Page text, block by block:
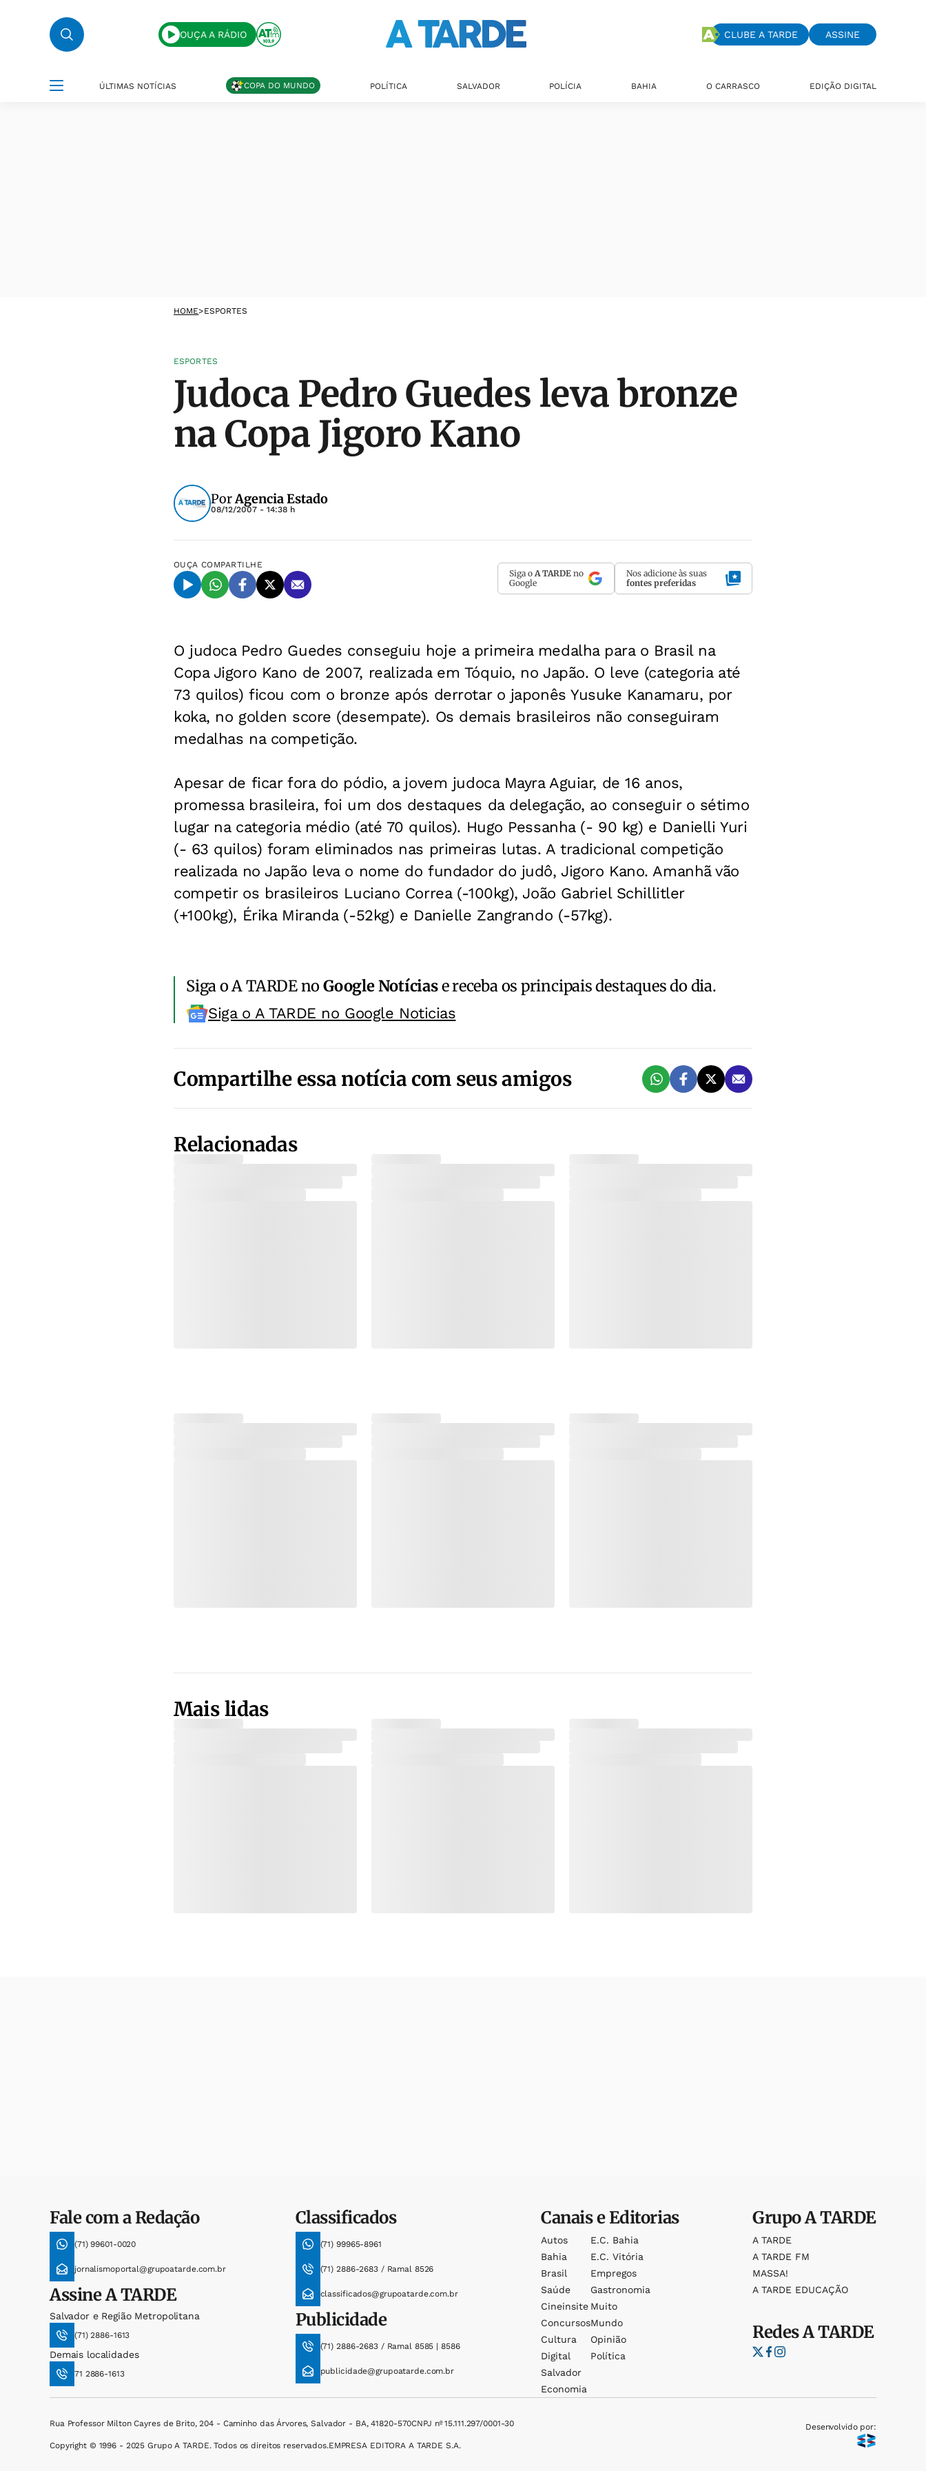
OUÇA A RÁDIO CLUBE A TARDE ASSINE
ÚLTIMAS NOTÍCIAS COPA DO MUNDO POLÍTICA SALVADOR POLÍCIA BAHIA O CARRASCO EDIÇÃO DIGITAL
HOME>ESPORTES
ESPORTES
Judoca Pedro Guedes leva bronze
na Copa Jigoro Kano
PorAgencia Estado
08/12/2007 - 14:38 h
OUÇA COMPARTILHE
Siga o A TARDE no
Google
Nos adicione às suas
fontes preferidas
O judoca Pedro Guedes conseguiu hoje a primeira medalha para o Brasil na
Copa Jigoro Kano de 2007, realizada em Tóquio, no Japão. O leve (categoria até
73 quilos) ficou com o bronze após derrotar o japonês Yusuke Kanamaru, por
koka, no golden score (desempate). Os demais brasileiros não conseguiram
medalhas na competição.
Apesar de ficar fora do pódio, a jovem judoca Mayra Aguiar, de 16 anos,
promessa brasileira, foi um dos destaques da delegação, ao conseguir o sétimo
lugar na categoria médio (até 70 quilos). Hugo Pessanha (- 90 kg) e Danielli Yuri
(- 63 quilos) foram eliminados nas primeiras lutas. A tradicional competição
realizada no Japão leva o nome do fundador do judô, Jigoro Kano. Amanhã vão
competir os brasileiros Luciano Correa (-100kg), João Gabriel Schillitler
(+100kg), Érika Miranda (-52kg) e Danielle Zangrando (-57kg).
Siga o A TARDE noGoogle Notíciase receba os principais destaques do dia.
Siga o A TARDE no Google Noticias
Compartilhe essa notícia com seus amigos
Relacionadas
Mais lidas
Fale com a Redação
(71) 99601-0020
jornalismoportal@grupoatarde.com.br
AssineA TARDE
Salvador e Região Metropolitana
(71) 2886-1613
Demais localidades
71 2886-1613
Classificados
(71) 99965-8961
(71) 2886-2683 / Ramal 8526
classificados@grupoatarde.com.br
Publicidade
(71) 2886-2683 / Ramal 8585 | 8586
publicidade@grupoatarde.com.br
Canais e Editorias
Autos
Bahia
Brasil
Saúde
Cineinsite
Concursos
Cultura
Digital
Salvador
Economia
E.c. Bahia
E.c. Vitória
Empregos
Gastronomia
Muito
Mundo
Opinião
Política
GrupoA TARDE
A TARDE
A TARDE FM
MASSA!
A TARDE EDUCAÇÃO
RedesA TARDE
Rua Professor Milton Cayres de Brito, 204 - Caminho das Árvores, Salvador - BA, 41820-570CNPJ nº 15.111.297/0001-30
Copyright © 1996 - 2025 Grupo A TARDE. Todos os direitos reservados.EMPRESA EDITORA A TARDE S.A.
Desenvolvido por: